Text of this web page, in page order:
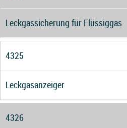
Leckgassicherung für Flüssiggas
4325
Leckgasanzeiger
4326